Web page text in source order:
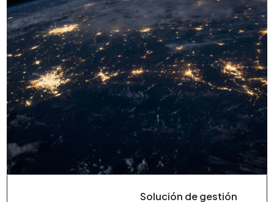
Solución de gestión